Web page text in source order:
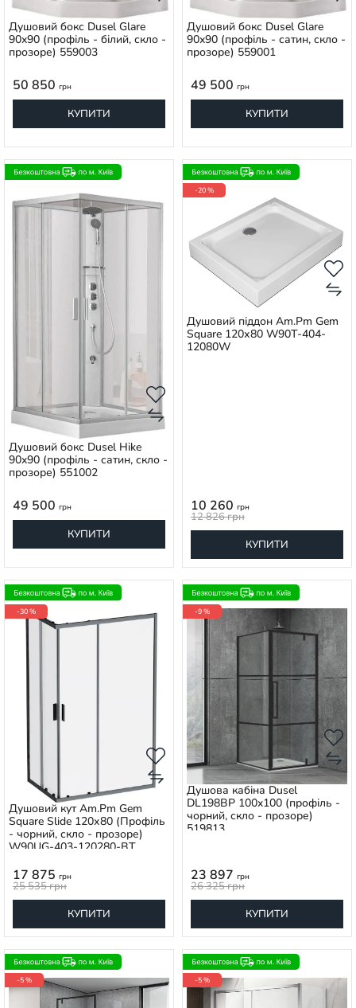
Душовий бокс Dusel Glare
90x90 (профіль - білий, скло -
прозоре) 559003
50 850 грн
КУПИТИ
Душовий бокс Dusel Glare
90x90 (профіль - сатин, скло -
прозоре) 559001
49 500 грн
КУПИТИ
Душовий бокс Dusel Hike
90x90 (профіль - сатин, скло -
прозоре) 551002
49 500 грн
КУПИТИ
-20 %
Душовий піддон Am.Pm Gem
Square 120х80 W90T-404-
12080W
10 260 грн
12 826грн
КУПИТИ
-30 %
Душовий кут Am.Pm Gem
Square Slide 120х80 (Профіль
- чорний, скло - прозоре)
W90UG-403-120280-BT
17 875 грн
25 535грн
КУПИТИ
-9 %
Душова кабіна Dusel
DL198BP 100x100 (профіль -
чорний, скло - прозоре)
519813
23 897 грн
26 325грн
КУПИТИ
-5 % -5 %